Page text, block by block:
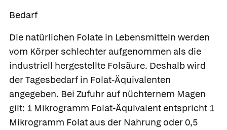
Bedarf
Die natürlichen Folate in Lebensmitteln werden
vom Körper schlechter aufgenommen als die
industriell hergestellte Folsäure. Deshalb wird
der Tagesbedarf in Folat-Äquivalenten
angegeben. Bei Zufuhr auf nüchternem Magen
gilt: 1 Mikrogramm Folat-Äquivalent entspricht 1
Mikrogramm Folat aus der Nahrung oder 0,5